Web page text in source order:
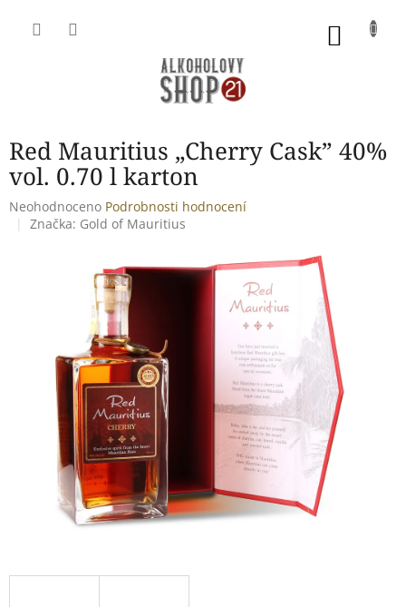
Red Mauritius „Cherry Cask” 40%
vol. 0.70 l karton
Průměrné
hodnocení
Neohodnoceno Podrobnosti hodnocení
Značka: Gold of Mauritius